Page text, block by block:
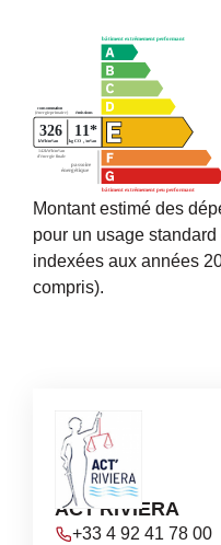
Montant estimé des
pour un usage
indexées aux années
compris).
ACT'RIVIERA
+33 4 92 41 78 00